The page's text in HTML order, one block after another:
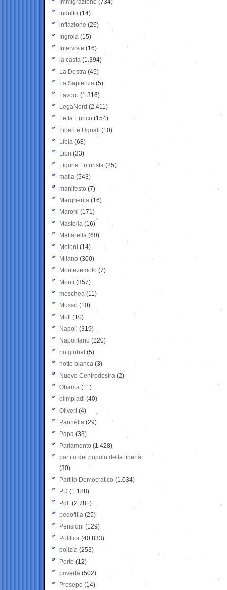
Immigrazione (734)
indulto (14)
inflazione (26)
Ingroia (15)
Interviste (16)
la casta (1.394)
La Destra (45)
La Sapienza (5)
Lavoro (1.316)
LegaNord (2.411)
Letta Enrico (154)
Liberi e Uguali (10)
Libia (68)
Libri (33)
Liguria Futurista (25)
mafia (543)
manifesto (7)
Margherita (16)
Maroni (171)
Mastella (16)
Mattarella (60)
Meloni (14)
Milano (300)
Montezemolo (7)
Monti (357)
moschea (11)
Musso (10)
Muti (10)
Napoli (319)
Napolitano (220)
no global (5)
notte bianca (3)
Nuovo Centrodestra (2)
Obama (11)
olimpiadi (40)
Oliveri (4)
Pannella (29)
Papa (33)
Parlamento (1.428)
partito del popolo della libertà
(30)
Partito Democratico (1.034)
PD (1.188)
PdL (2.781)
pedofilia (25)
Pensioni (129)
Politica (40.833)
polizia (253)
Porto (12)
povertà (502)
Presepe (14)